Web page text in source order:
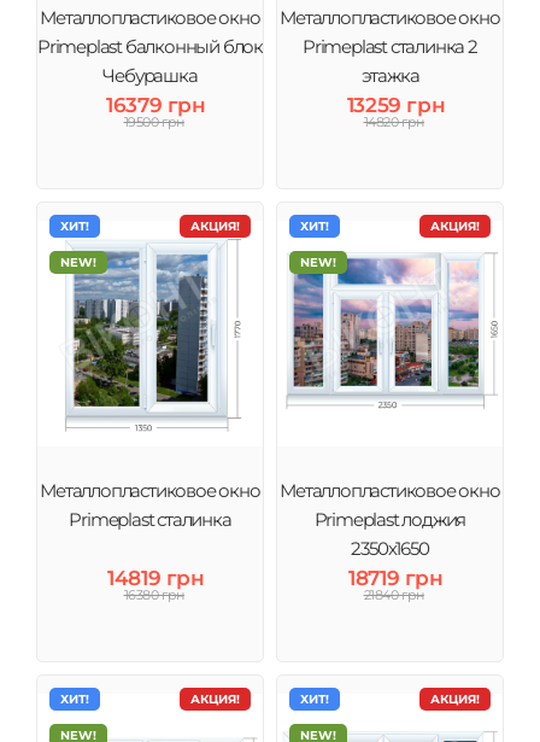
Металлопластиковое окно
Primeplast балконный блок
Чебурашка
16379 грн
19500 грн
Металлопластиковое окно
Primeplast сталинка 2
этажка
13259 грн
14820 грн
АКЦИЯ!
ХИТ!
NEW!
Металлопластиковое окно
Primeplast сталинка
14819 грн
16380 грн
АКЦИЯ!
ХИТ!
NEW!
Металлопластиковое окно
Primeplast лоджия
2350х1650
18719 грн
21840 грн
АКЦИЯ!
ХИТ!
NEW!
АКЦИЯ!
ХИТ!
NEW!